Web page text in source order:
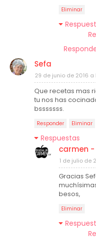
Eliminar
Sefa
29 de junio de 2016 a
Que recetas mas
tu nos has
bsssssss.
Responder Eliminar
Respuestas
carmen -
1 de julio de
Gracias
besos,
Eliminar